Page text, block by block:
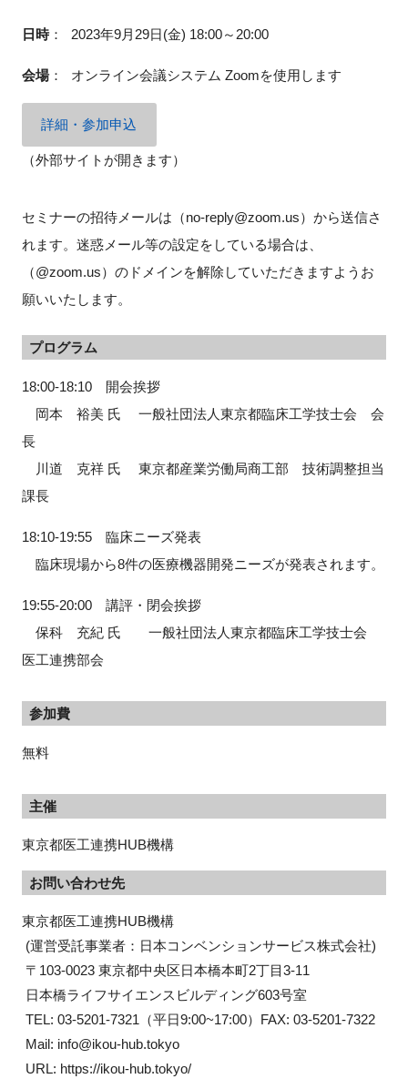
閉じる
日時： 2023年9月29日(金) 18:00～20:00
会場： オンライン会議システム Zoomを使用します
詳細・参加申込
（外部サイトが開きます）
セミナーの招待メールは（no-reply@zoom.us）から送信さ
れます。迷惑メール等の設定をしている場合は、
（@zoom.us）のドメインを解除していただきますようお
願いいたします。
プログラム
18:00-18:10 開会挨拶
岡本 裕美 氏 一般社団法人東京都臨床工学技士会 会
長
川道 克祥 氏 東京都産業労働局商工部 技術調整担当
課長
18:10-19:55 臨床ニーズ発表
臨床現場から8件の医療機器開発ニーズが発表されます。
19:55-20:00 講評・閉会挨拶
保科 充紀 氏 一般社団法人東京都臨床工学技士会
医工連携部会
参加費
無料
主催
東京都医工連携HUB機構
お問い合わせ先
東京都医工連携HUB機構
URL: https://ikou-hub.tokyo/